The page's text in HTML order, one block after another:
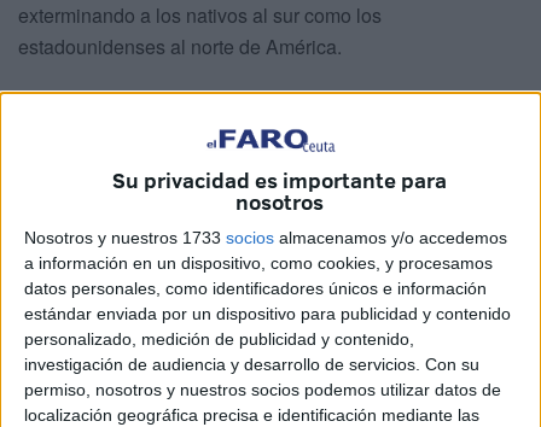
Su privacidad es importante para
nosotros
Nosotros y nuestros 1733 socios almacenamos y/o accedemos
a información en un dispositivo, como cookies, y procesamos
datos personales, como identificadores únicos e información
estándar enviada por un dispositivo para publicidad y contenido
personalizado, medición de publicidad y contenido,
investigación de audiencia y desarrollo de servicios. Con su
permiso, nosotros y nuestros socios podemos utilizar datos de
localización geográfica precisa e identificación mediante las
exterminando a los nativos al sur como los
estadounidenses al norte de América.
Pero aquí se está tratando el campo diplomático en clave
instrumental, distinto del que con las dosis de heterodoxia
que habría que precisar, facultó a holandeses e ingleses,
en primer lugar, a endosarnos la leyenda negra, sobre todo
tal vez el único que permite humanizar las conquistas,
ignorado por los británicos et alii. Como también
procedería diferenciar el origen de la inquina holandesa,
basada en buena parte en la extralimitación de unos
tercios que tantas veces se tiñeron de excesos y en los
que no todos de aquellos sobresalientes